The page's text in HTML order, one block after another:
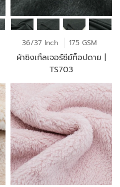
36/37 Inch 175 GSM
ผ้าซิงเกิ้ลเจอร์ซีย์ท็อปดาย |
TS703